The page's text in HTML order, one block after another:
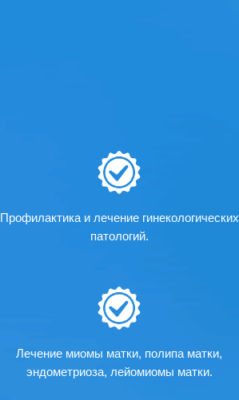
Профилактика и лечение гинекологических
патологий.
Лечение миомы матки, полипа матки,
эндометриоза, лейомиомы матки.